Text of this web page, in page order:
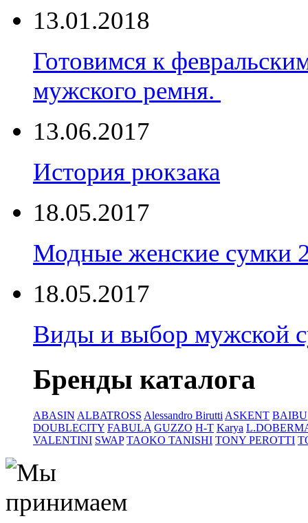
13.01.2018
Готовимся к
мужского ремня.
13.06.2017
История рюкзака
18.05.2017
Модные женские сумки
18.05.2017
Виды и выбор мужской
Бренды каталога
ABASIN ALBATROSS Alessandro Birutti ASKENT BAIBU
DOUBLECITY FABULA GUZZO H-T Karya
VALENTINI SWAP TAOKO TANISHI TONY PEROTTI